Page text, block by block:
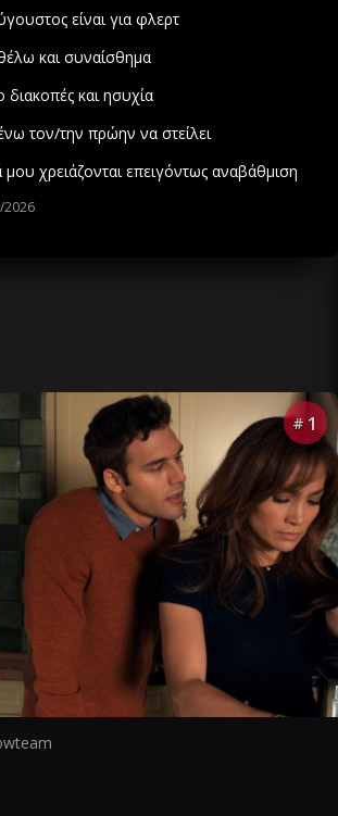
είναι για φλερτ
και συναίσθημα
και ησυχία
τον/την πρώην να στείλει
χρειάζονται επειγόντως αναβάθμιση
2026
# 1